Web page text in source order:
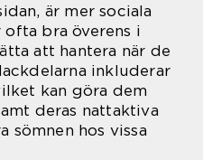
är mer sociala
bra överens i
att hantera när de
inkluderar
kan göra dem
deras nattaktiva
sömnen hos vissa